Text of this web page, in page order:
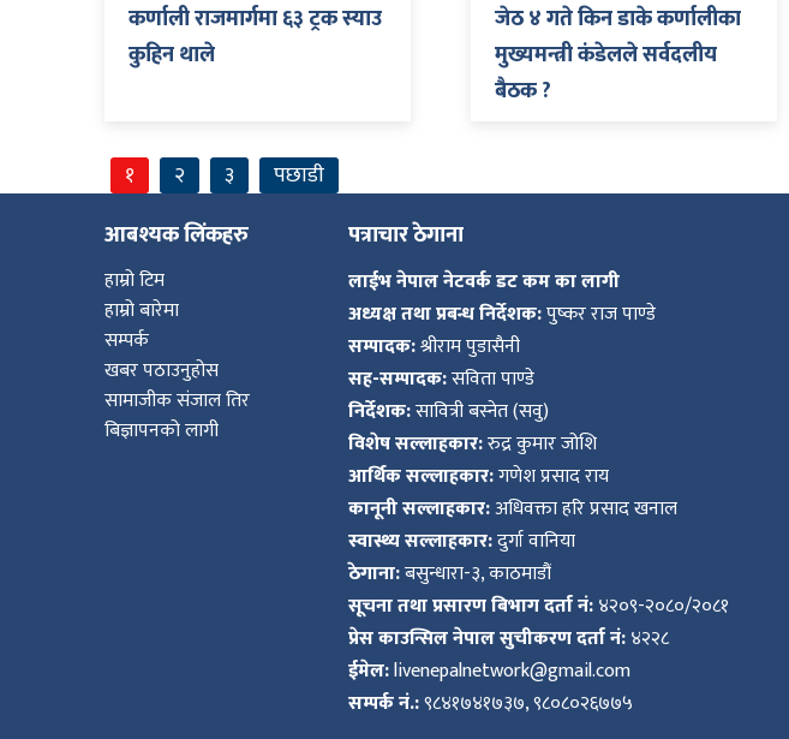
कर्णाली राजमार्गमा ६३ ट्रक स्याउ
कुहिन थाले
जेठ ४ गते किन डाके कर्णालीका
मुख्यमन्त्री कंडेलले सर्वदलीय
बैठक ?
१ २ ३
पछाडी
आबश्यक लिंकहरु
हाम्रो टिम
हाम्रो बारेमा
सम्पर्क
खबर पठाउनुहोस
सामाजीक संजाल तिर
बिज्ञापनको लागी
पत्राचार ठेगाना
लाईभ नेपाल नेटवर्क डट कम का लागी
अध्यक्ष तथा प्रबन्ध निर्देशक:पुष्कर राज पाण्डे
सम्पादक:श्रीराम पुडासैनी
सह-सम्पादक:सविता पाण्डे
निर्देशक:सावित्री बस्नेत (सवु)
विशेष सल्लाहकार:रुद्र कुमार जोशि
आर्थिक सल्लाहकार:गणेश प्रसाद राय
कानूनी सल्लाहकार:अधिवक्ता हरि प्रसाद खनाल
स्वास्थ्य सल्लाहकार:दुर्गा वानिया
ठेगाना:बसुन्धारा-३, काठमाडौं
सूचना तथा प्रसारण बिभाग दर्ता नं:४२०९-२०८०/२०८१
प्रेस काउन्सिल नेपाल सुचीकरण दर्ता नं:४२२८
ईमेल:livenepalnetwork@gmail.com
सम्पर्क नं.:९८४१७४१७३७, ९८०८०२६७७५